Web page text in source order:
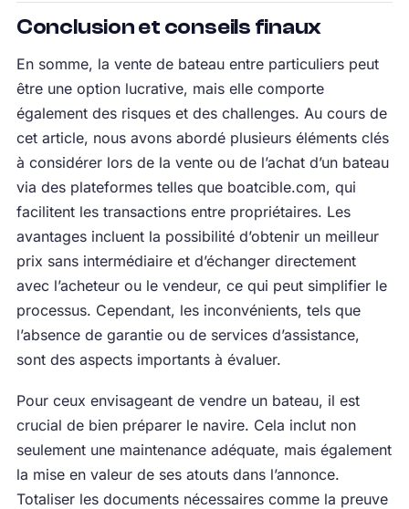
Conclusion et conseils finaux
En somme, la vente de bateau entre particuliers peut
être une option lucrative, mais elle comporte
également des risques et des challenges. Au cours de
cet article, nous avons abordé plusieurs éléments clés
à considérer lors de la vente ou de l’achat d’un bateau
via des plateformes telles que boatcible.com, qui
facilitent les transactions entre propriétaires. Les
avantages incluent la possibilité d’obtenir un meilleur
prix sans intermédiaire et d’échanger directement
avec l’acheteur ou le vendeur, ce qui peut simplifier le
processus. Cependant, les inconvénients, tels que
l’absence de garantie ou de services d’assistance,
sont des aspects importants à évaluer.
Pour ceux envisageant de vendre un bateau, il est
crucial de bien préparer le navire. Cela inclut non
seulement une maintenance adéquate, mais également
la mise en valeur de ses atouts dans l’annonce.
Totaliser les documents nécessaires comme la preuve